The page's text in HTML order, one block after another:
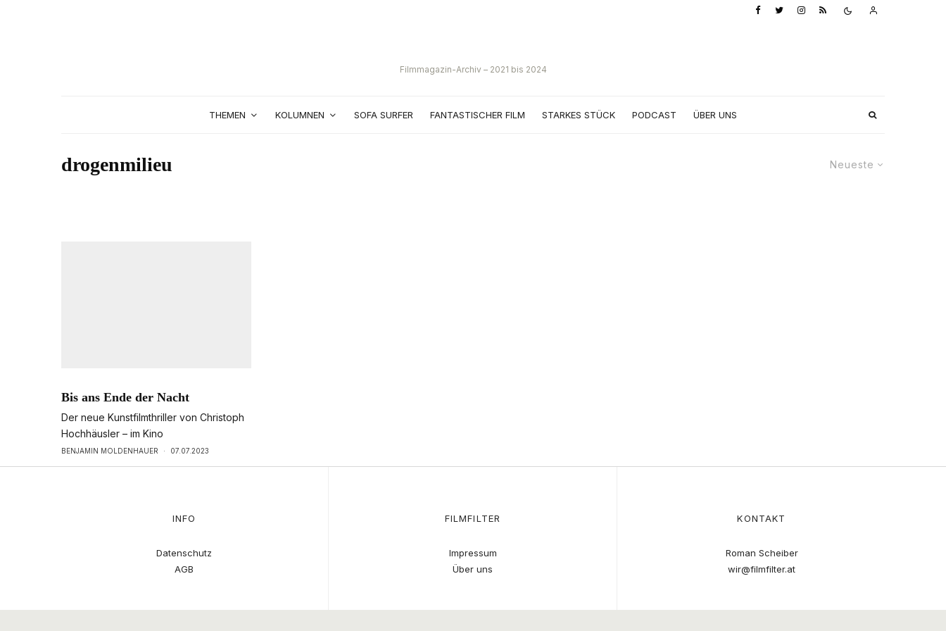
Filmmagazin-Archiv – 2021 bis 2024
THEMEN KOLUMNEN SOFA SURFER FANTASTISCHER FILM STARKES STÜCK PODCAST ÜBER UNS
Neueste
drogenmilieu
Bis ans Ende der Nacht
Der neue Kunstfilmthriller von Christoph
Hochhäusler – im Kino
BENJAMIN MOLDENHAUER · 07.07.2023
INFO
Datenschutz
AGB
FILMFILTER
Impressum
Über uns
KONTAKT
Roman Scheiber
wir@filmfilter.at